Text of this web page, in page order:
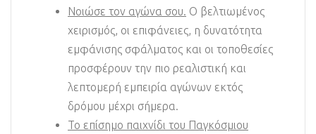
Νοιώσε τον αγώνα σου. Ο βελτιωμένος
χειρισμός, οι επιφάνειες, η δυνατότητα
εμφάνισης σφάλματος και οι τοποθεσίες
προσφέρουν την πιο ρεαλιστική και
λεπτομερή εμπειρία αγώνων εκτός
δρόμου μέχρι σήμερα.
Το επίσημο παιχνίδι του Παγκόσμιου